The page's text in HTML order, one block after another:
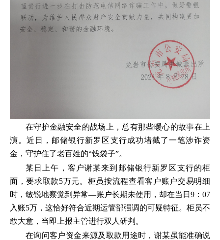
在守护金融安全的战场上，总有那些暖心的故事在上
演。近日，邮储银行新罗区支行成功堵截了一笔涉诈资
金，守护住了老百姓的“钱袋子”。
某日上午，客户谢某来到邮储银行新罗区支行的柜
面，要求取款5万元。柜员按流程查看客户账户交易明细
时，敏锐地察觉到异常—账户长期未使用，却在当日9：07
入账5万，这恰好符合近期运管部强调的可疑特征。柜员不
敢大意，当即上报主管进行双人研判。
在询问客户资金来源及取款用途时，谢某虽能准确说